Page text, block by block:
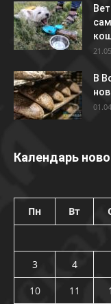
В
Календарь
Пн Вт
3
4
10
11